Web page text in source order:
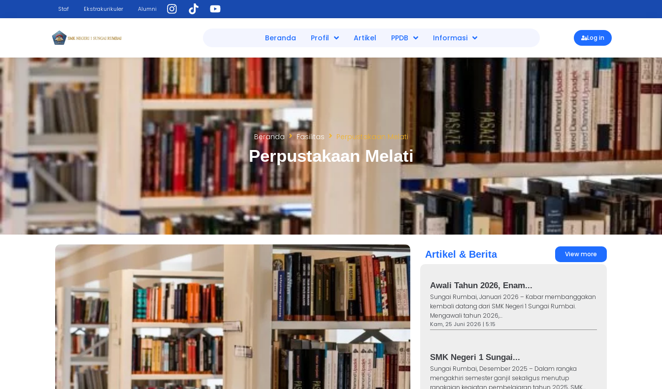
Staf Ekstrakurikuler Alumni
Beranda Profil Artikel PPDB Informasi Log in
Beranda Fasilitas Perpustakaan Melati
Perpustakaan Melati
Artikel & Berita View more
Awali Tahun 2026, Enam...
Sungai Rumbai, Januari 2026 – Kabar membanggakan
kembali datang dari SMK Negeri 1 Sungai Rumbai.
Mengawali tahun 2026,...
Kam, 25 Juni 2026 | 5:15
SMK Negeri 1 Sungai...
Sungai Rumbai, Desember 2025 – Dalam rangka
mengakhiri semester ganjil sekaligus menutup